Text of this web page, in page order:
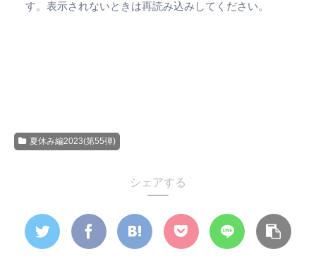
す。表示されないときは再読み込みしてください。
夏休み編2023(第55弾)
シェアする